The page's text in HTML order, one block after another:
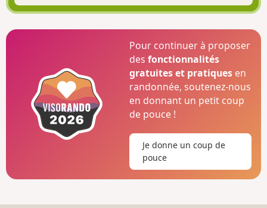
Pour continuer à proposer
desfonctionnalités
gratuites et pratiques en
randonnée, soutenez-nous
en donnant un petit coup
de pouce !
Je donne un coup de
pouce